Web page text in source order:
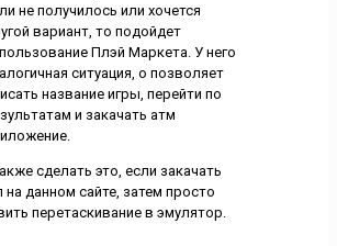
не получилось или хочется
вариант, то подойдет
Плэй Маркета. У него
ситуация, о позволяет
название игры, перейти по
и закачать атм
сделать это, если закачать
данном сайте, затем просто
перетаскивание в эмулятор.